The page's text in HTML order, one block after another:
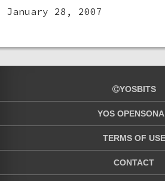
January 28, 2007
YOSBITS
YOS
TERMS OF USE
CONTACT